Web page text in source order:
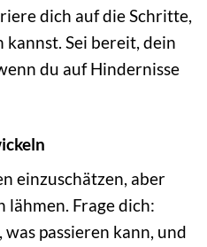
dich auf die Schritte,
Sei bereit, dein
du auf Hindernisse
einzuschätzen, aber
lähmen. Frage dich:
was passieren kann, und